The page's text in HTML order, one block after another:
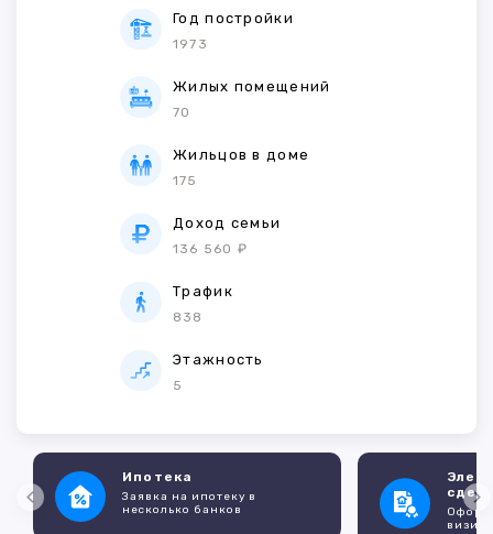
Год постройки
1973
Жилых помещений
70
Жильцов в доме
175
Доход семьи
136 560 ₽
Трафик
838
Этажность
5
Ипотека
Заявка на ипотеку в
несколько банков